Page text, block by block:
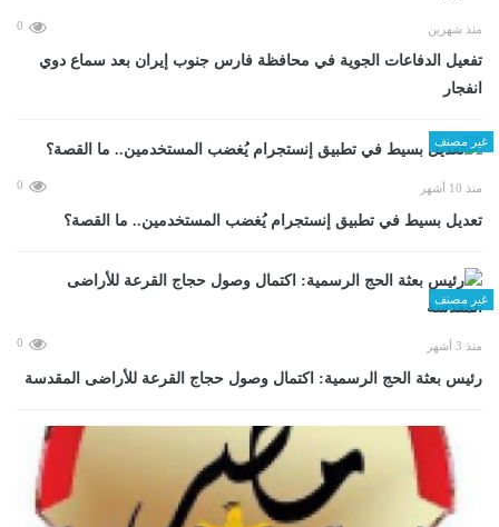
منذ شهرين 0
تفعيل الدفاعات الجوية في محافظة فارس جنوب إيران بعد سماع دوي
انفجار
غير مصنف
منذ 10 أشهر 0
تعديل بسيط في تطبيق إنستجرام يُغضب المستخدمين.. ما القصة؟
غير مصنف
منذ 3 أشهر 0
رئيس بعثة الحج الرسمية: اكتمال وصول حجاج القرعة للأراضى المقدسة